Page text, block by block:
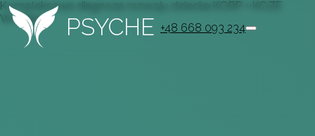
PSYCHE +48 668 093 234
Kompleksowa diagnoza rozwoju dziecka KORP + KOZE
Wrocław